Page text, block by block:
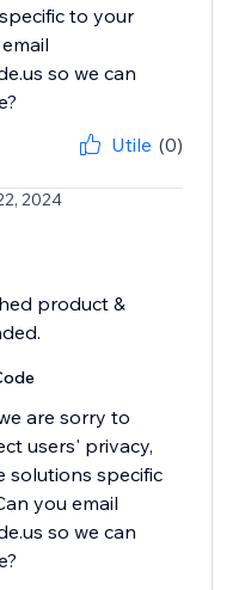
to your
so we can
Utile (0)
2024
product &
are sorry to
users' privacy,
solutions specific
you email
so we can